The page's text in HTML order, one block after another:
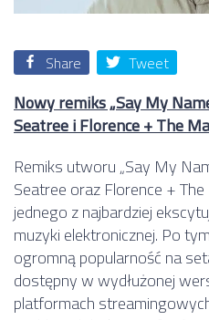
Share Tweet
Nowy remiks „Say My
Seatree i Florence + The
Remiks utworu „Say My
Seatree oraz Florence +
jednego z najbardziej
muzyki elektronicznej. Po
ogromną popularność na
dostępny w wydłużonej
platformach